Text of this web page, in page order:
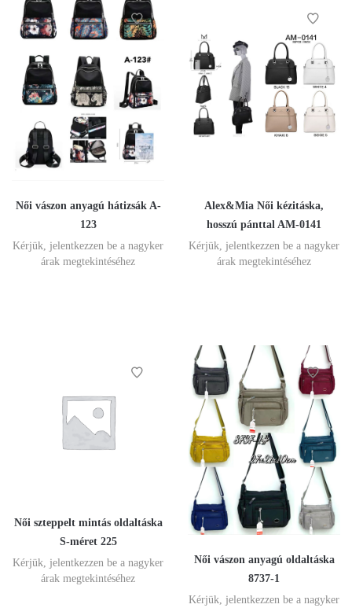
Női vászon anyagú hátizsák A-
123
Kérjük, jelentkezzen be a nagyker
árak megtekintéséhez
Alex&Mia Női kézitáska,
hosszú pánttal AM-0141
Kérjük, jelentkezzen be a nagyker
árak megtekintéséhez
Női szteppelt mintás oldaltáska
S-méret 225
Kérjük, jelentkezzen be a nagyker
árak megtekintéséhez
Női vászon anyagú oldaltáska
8737-1
Kérjük, jelentkezzen be a nagyker